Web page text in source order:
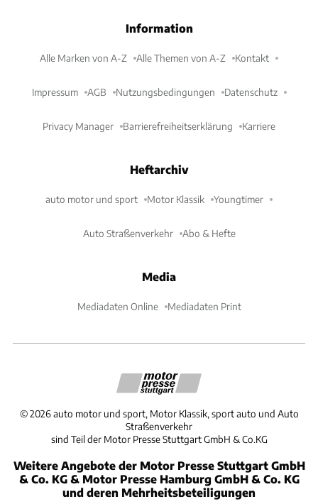
Information
Alle Marken von A-Z Alle Themen von A-Z Kontakt
Impressum AGB Nutzungsbedingungen Datenschutz
Privacy Manager Barrierefreiheitserklärung Karriere
Heftarchiv
auto motor und sport Motor Klassik Youngtimer
Auto Straßenverkehr Abo & Hefte
Media
Mediadaten Online Mediadaten Print
©2026 auto motor und sport, Motor Klassik, sport auto und Auto
Straßenverkehr
sind Teil der Motor Presse Stuttgart GmbH & Co.KG
Weitere Angebote der Motor Presse Stuttgart GmbH
& Co. KG & Motor Presse Hamburg GmbH & Co. KG
und deren Mehrheitsbeteiligungen